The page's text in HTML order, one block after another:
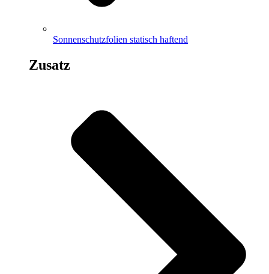
Sonnenschutzfolien statisch haftend
Zusatz